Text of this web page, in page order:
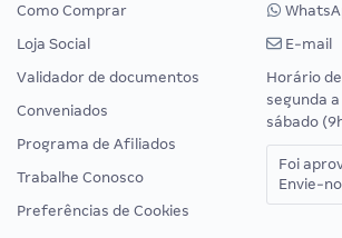
Como Comprar
Loja Social
Validador de documentos
Conveniados
Programa de Afiliados
Trabalhe Conosco
Preferências de Cookies
E-mail
Horário
segunda
sábado
Foi
Envie-